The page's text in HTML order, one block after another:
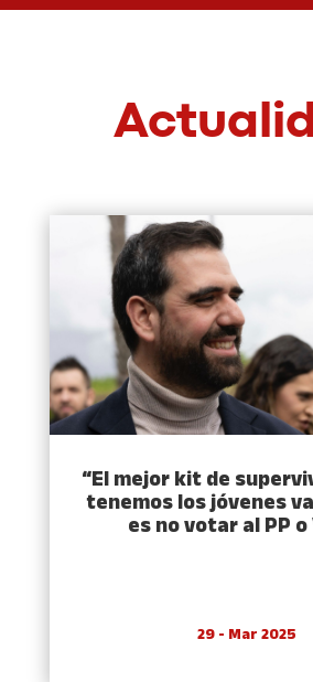
“El mejor kit de
tenemos los jóvenes
es no votar al PP o
29 - Mar 2025